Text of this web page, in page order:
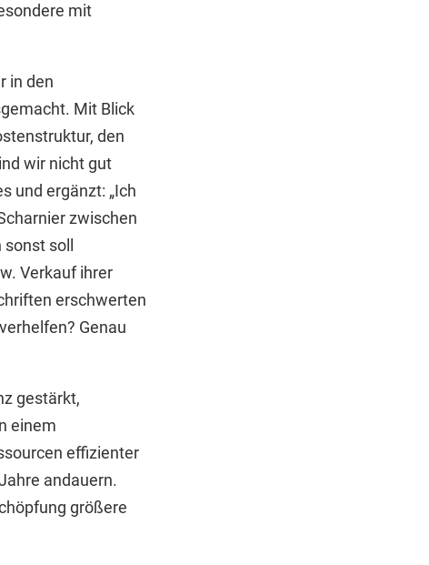
mit
in den
Mit Blick
den
wir nicht gut
und ergänzt: „Ich
zwischen
soll
Verkauf ihrer
erschwerten
Genau
gestärkt,
einem
effizienter
andauern.
größere